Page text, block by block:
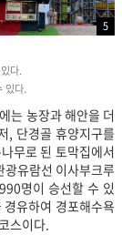
5
다.
있다.
는 농장과 해안을 더
, 단경골 휴양지구를
무로 된 토막집에서
유람선 이사부크루
명이 승선할 수 있
유하여 경포해수욕
스이다.